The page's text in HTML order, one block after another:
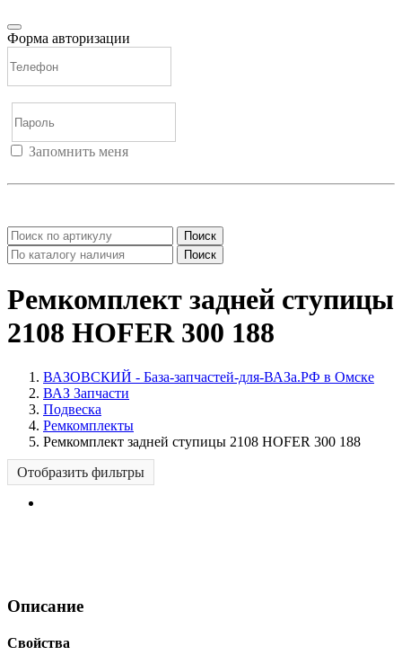
Форма авторизации
Запомнить меня
Поиск
Поиск
Ремкомплект задней ступицы
2108 HOFER 300 188
ВАЗОВСКИЙ - База-запчастей-для-ВАЗа.РФ в Омске
ВАЗ Запчасти
Подвеска
Ремкомплекты
Ремкомплект задней ступицы 2108 HOFER 300 188
Отобразить фильтры
Описание
Свойства